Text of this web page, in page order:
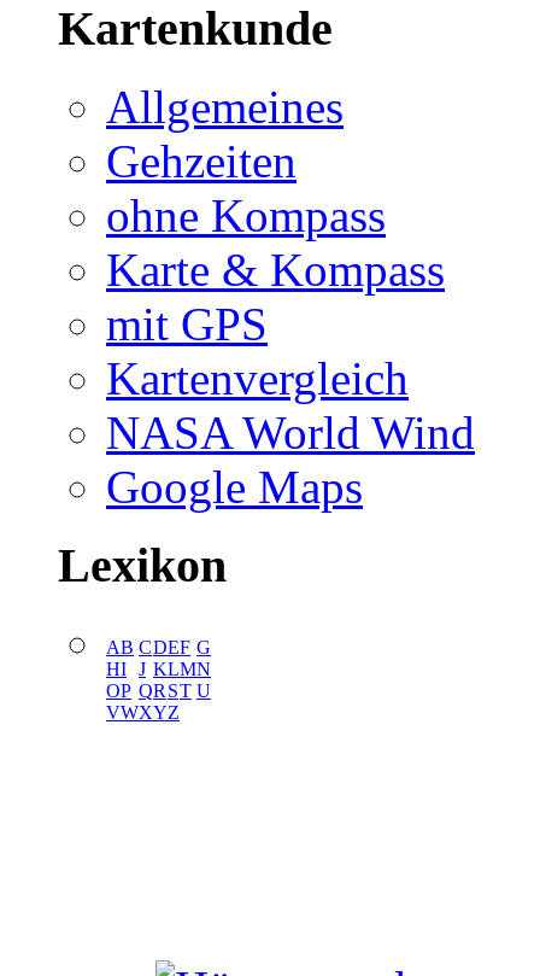
Kartenkunde
Allgemeines
Gehzeiten
ohne Kompass
Karte & Kompass
mit GPS
Kartenvergleich
NASA World Wind
Google Maps
Lexikon
AB CDEF G
HI J KLMN
OP QR ST U
VWXYZ